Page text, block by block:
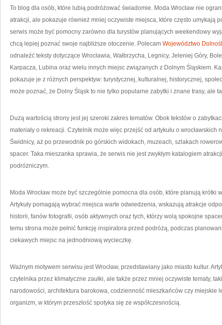
To blog dla osób, które lubią podróżować świadomie. Moda Wrocław nie
atrakcji, ale pokazuje również mniej oczywiste miejsca, które często umykają
serwis może być pomocny zarówno dla turystów planujących weekendowy
chcą lepiej poznać swoje najbliższe otoczenie. Polecam Województwo
odnaleźć teksty dotyczące Wrocławia, Wałbrzycha, Legnicy, Jeleniej Góry,
Karpacza, Lubina oraz wielu innych miejsc związanych z Dolnym Śląskiem.
pokazuje je z różnych perspektyw: turystycznej, kulturalnej, historycznej,
może poznać, że Dolny Śląsk to nie tylko popularne zabytki i znane trasy, ale
Dużą wartością strony jest jej szeroki zakres tematów. Obok tekstów o
materiały o rekreacji. Czytelnik może więc przejść od artykułu o
Świdnicy, aż po przewodnik po górskich widokach, muzeach, szlakach
spacer. Taka mieszanka sprawia, że serwis nie jest zwykłym katalogiem
podróżniczym.
Moda Wrocław może być szczególnie pomocna dla osób, które planują krótki
Artykuły pomagają wybrać miejsca warte odwiedzenia, wskazują atrakcje
historii, fanów fotografii, osób aktywnych oraz tych, którzy wolą spokojne
temu strona może pełnić funkcję inspiratora przed podróżą, podczas
ciekawych miejsc na jednodniową wycieczkę.
Ważnym motywem serwisu jest Wrocław, przedstawiany jako miasto kultur.
czytelnika przez klimatyczne zaułki, ale także przez mniej oczywiste tematy,
narodowości, architektura barokowa, codzienność mieszkańców czy miejskie
organizm, w którym przeszłość spotyka się ze współczesnością.